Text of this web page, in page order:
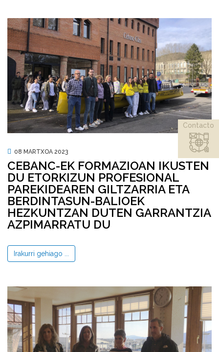
08 MARTXOA 2023
CEBANC-EK FORMAZIOAN IKUSTEN
DU ETORKIZUN PROFESIONAL
PAREKIDEAREN GILTZARRIA ETA
BERDINTASUN-BALIOEK
HEZKUNTZAN DUTEN GARRANTZIA
AZPIMARRATU DU
Irakurri gehiago ...
Contacto